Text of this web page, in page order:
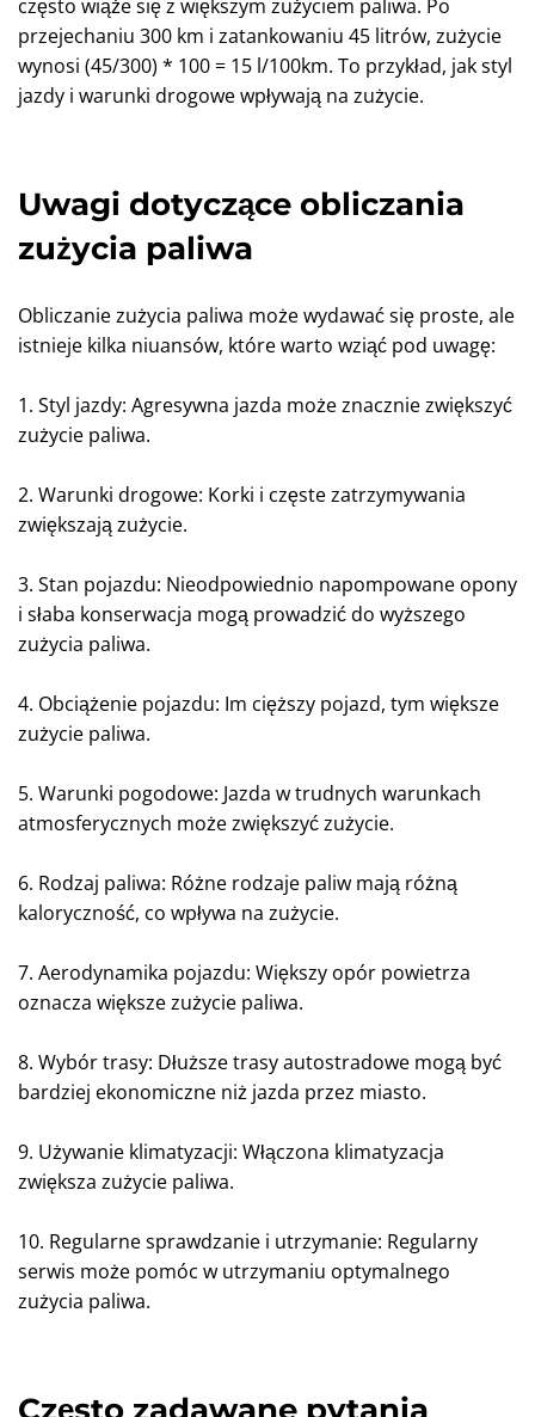
często wiąże się z większym zużyciem paliwa. Po
przejechaniu 300 km i zatankowaniu 45 litrów, zużycie
wynosi (45/300) * 100 = 15 l/100km. To przykład, jak styl
jazdy i warunki drogowe wpływają na zużycie.
Uwagi dotyczące obliczania
zużycia paliwa
Obliczanie zużycia paliwa może wydawać się proste, ale
istnieje kilka niuansów, które warto wziąć pod uwagę:
1. Styl jazdy: Agresywna jazda może znacznie zwiększyć
zużycie paliwa.
2. Warunki drogowe: Korki i częste zatrzymywania
zwiększają zużycie.
3. Stan pojazdu: Nieodpowiednio napompowane opony
i słaba konserwacja mogą prowadzić do wyższego
zużycia paliwa.
4. Obciążenie pojazdu: Im cięższy pojazd, tym większe
zużycie paliwa.
5. Warunki pogodowe: Jazda w trudnych warunkach
atmosferycznych może zwiększyć zużycie.
6. Rodzaj paliwa: Różne rodzaje paliw mają różną
kaloryczność, co wpływa na zużycie.
7. Aerodynamika pojazdu: Większy opór powietrza
oznacza większe zużycie paliwa.
8. Wybór trasy: Dłuższe trasy autostradowe mogą być
bardziej ekonomiczne niż jazda przez miasto.
9. Używanie klimatyzacji: Włączona klimatyzacja
zwiększa zużycie paliwa.
10. Regularne sprawdzanie i utrzymanie: Regularny
serwis może pomóc w utrzymaniu optymalnego
zużycia paliwa.